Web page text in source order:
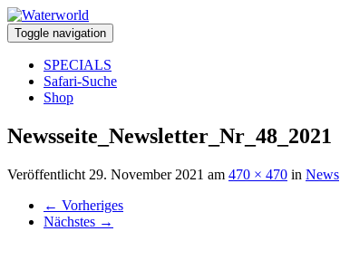
Toggle navigation
SPECIALS
Safari-Suche
Shop
Newsseite_Newsletter_Nr_48_2021
Veröffentlicht 29. November 2021 am 470 × 470 in News
← Vorheriges
Nächstes →